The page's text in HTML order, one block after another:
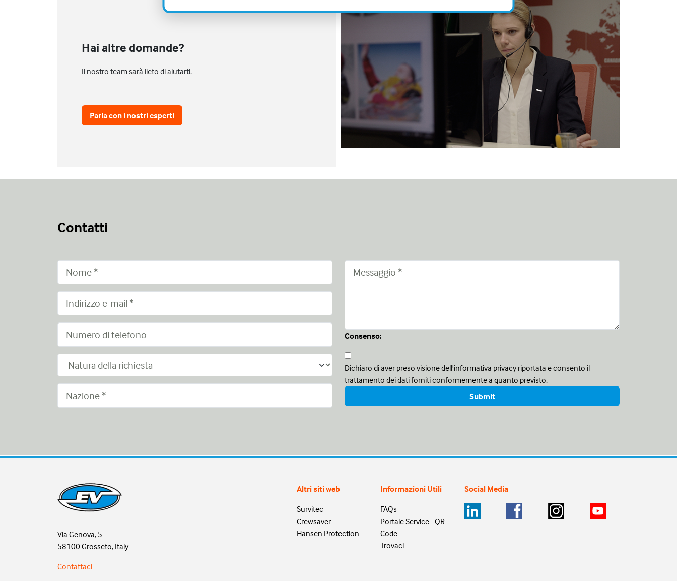
Hai altre domande?
Il nostro team sarà lieto di aiutarti.
Parla con i nostri esperti
Contatti
Consenso:
Dichiaro di aver preso visione dell'informativa privacy riportata e consento il
trattamento dei dati forniti conformemente a quanto previsto.
Via Genova, 5
58100 Grosseto, Italy
Contattaci
Altri siti web
Survitec
Crewsaver
Hansen Protection
Informazioni Utili
FAQs
Portale Service - QR
Code
Trovaci
Social Media